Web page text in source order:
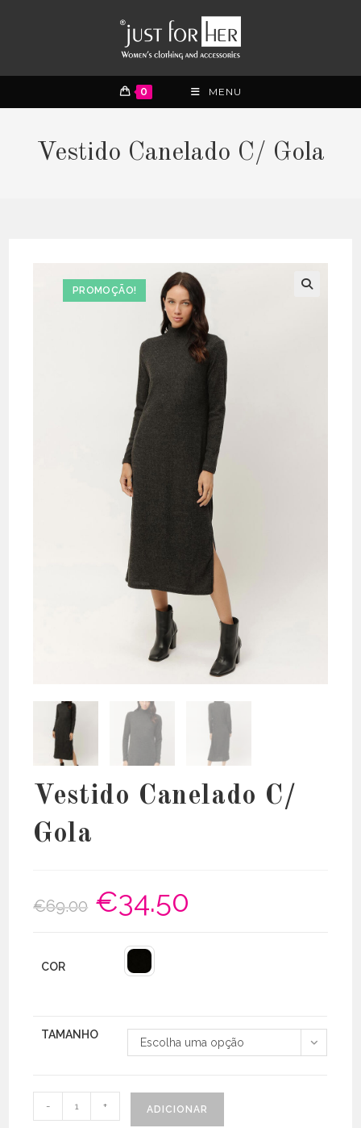
0 MENU
Vestido Canelado C/ Gola
PROMOÇÃO!
Vestido Canelado C/
Gola
€69.00
O
preço
original
€34.50
COR
TAMANHO
Escolha uma opção
de
- + ADICIONAR